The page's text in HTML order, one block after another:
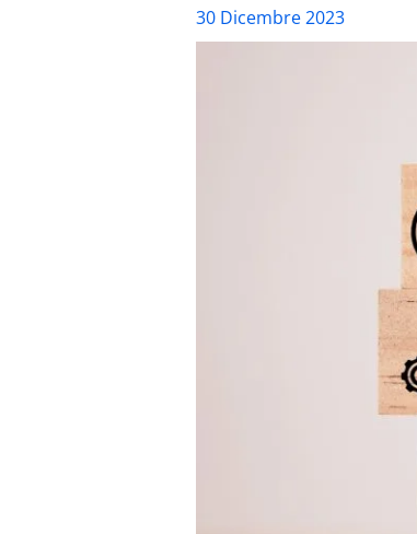
30 Dicembre 2023